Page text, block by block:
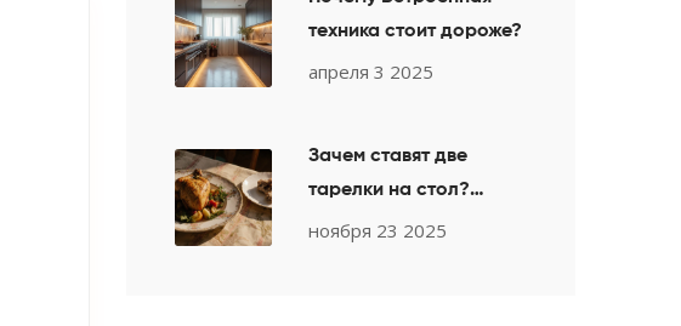
техника стоит дороже?
апреля 3 2025
Зачем ставят две
тарелки на стол?
Простая причина,
ноября 23 2025